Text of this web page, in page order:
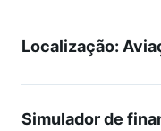
sorveterias,
Agende uma visita.
Localização:
Simulador de